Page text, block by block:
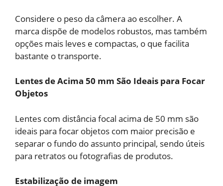
Considere o peso da câmera ao escolher. A
marca dispõe de modelos robustos, mas também
opções mais leves e compactas, o que facilita
bastante o transporte.
Lentes de Acima 50 mm São Ideais para Focar
Objetos
Lentes com distância focal acima de 50 mm são
ideais para focar objetos com maior precisão e
separar o fundo do assunto principal, sendo úteis
para retratos ou fotografias de produtos.
Estabilização de imagem